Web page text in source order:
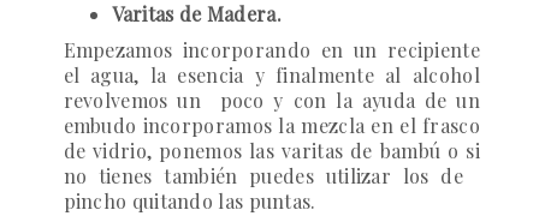
Varitas de Madera.
Empezamos incorporando en un recipiente
el agua, la esencia y finalmente al alcohol
revolvemos un
poco y con la ayuda de un
embudo incorporamos la mezcla en el frasco
de vidrio, ponemos las varitas de bambú o si
no tienes también puedes utilizar los de
pincho quitando las puntas.